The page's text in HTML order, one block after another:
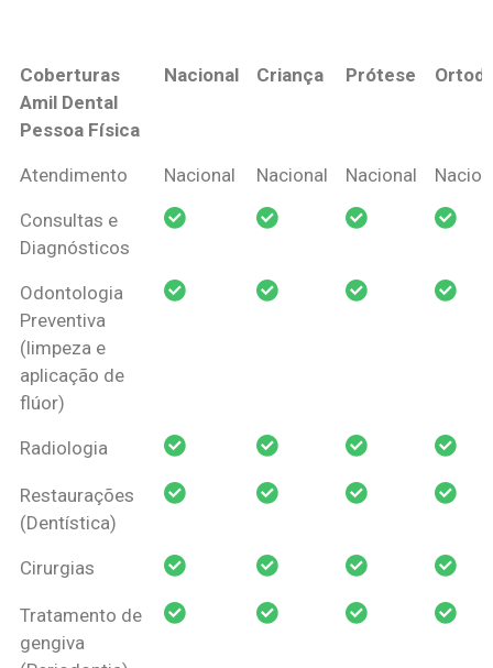
Coberturas
Amil Dental
Pessoa Física
Nacional Criança Prótese
Coberturas
Pessoa Física
Nacional Criança Prótese
Atendimento Nacional Nacional Nacional
Consultas e
Diagnósticos
Odontologia
Preventiva
(limpeza e
aplicação de
flúor)
Radiologia
Restaurações
(Dentística)
Cirurgias
Tratamento de
gengiva